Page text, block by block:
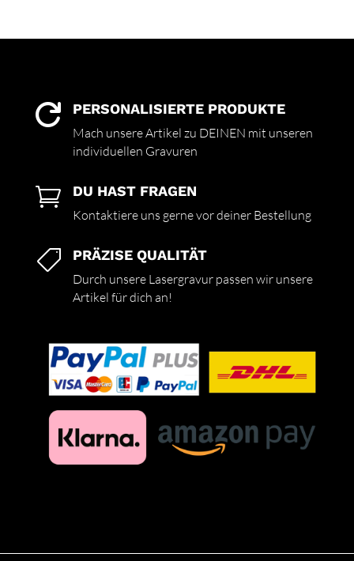
 PERSONALISIERTE PRODUKTE
Mach unsere Artikel zu DEINEN mit unseren
individuellen Gravuren
 DU HAST FRAGEN
Kontaktiere uns gerne vor deiner Bestellung
 PRÄZISE QUALITÄT
Durch unsere Lasergravur passen wir unsere
Artikel für dich an!